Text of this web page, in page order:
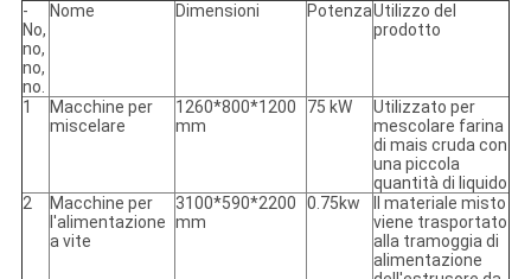
-
No,
no,
no,
no.
Nome Dimensioni PotenzaUtilizzo del
prodotto
1
Macchine per
miscelare
1260*800*1200
mm
75 kW
Utilizzato per
mescolare farina
di mais cruda con
una piccola
quantità di liquido
2
Macchine per
l'alimentazione
a vite
3100*590*2200
mm
0.75kw
Il materiale misto
viene trasportato
alla tramoggia di
alimentazione